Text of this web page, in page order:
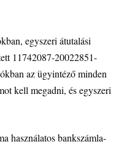
egyszeri átutalási
11742087-20022851-
az ügyintéző minden
kell megadni, és egyszeri
használatos bankszámla-